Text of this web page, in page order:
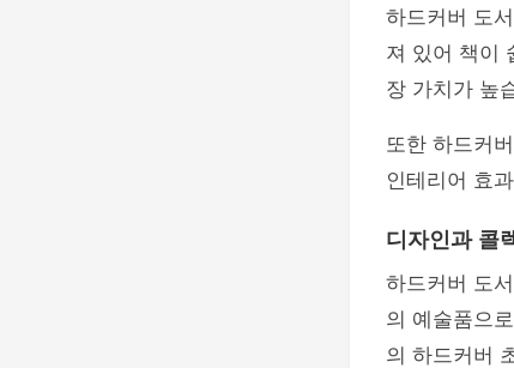
하드커버 도
져 있어 책이
장 가치가 높
또한 하드커
인테리어 효
디자인과 콜
하드커버 도
의 예술품으
의 하드커버